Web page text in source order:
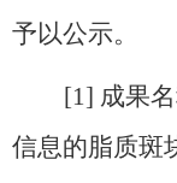
予以公示。
[1] 成果名
信息的脂质斑